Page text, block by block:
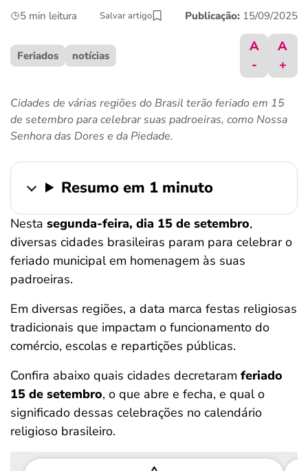
últimas notícias
ferramentas
5 min leitura Salvar artigo Publicação: 15/09/2025
Feriados notícias
A
-
A
+
Cidades de várias regiões do Brasil terão feriado em 15
de setembro para celebrar suas padroeiras, como Nossa
Senhora das Dores e da Piedade.
Resumo em 1 minuto
Nesta segunda-feira, dia 15 de setembro,
diversas cidades brasileiras param para celebrar o
feriado municipal em homenagem às suas
padroeiras.
Em diversas regiões, a data marca festas religiosas
tradicionais que impactam o funcionamento do
comércio, escolas e repartições públicas.
Confira abaixo quais cidades decretaram feriado
15 de setembro, o que abre e fecha, e qual o
significado dessas celebrações no calendário
religioso brasileiro.